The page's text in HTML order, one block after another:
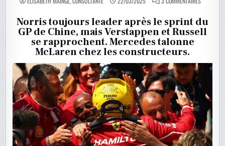
PILOTES
ET
APRÈS
CHINE
Norris toujours leader après le sprint du
GP de Chine, mais Verstappen et Russell
se rapprochent. Mercedes talonne
McLaren chez les constructeurs.